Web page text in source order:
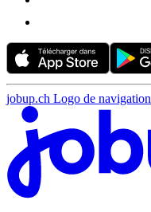
jobup.ch Logo de navigation